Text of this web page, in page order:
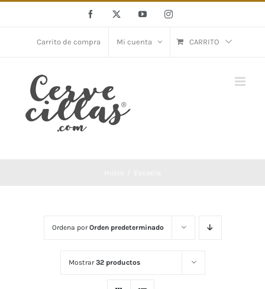
contenido
Facebook YouTubeInstagram
Carrito de compra Mi cuenta CARRITO
Ordena porOrden predeterminado
Mostrar32 productos